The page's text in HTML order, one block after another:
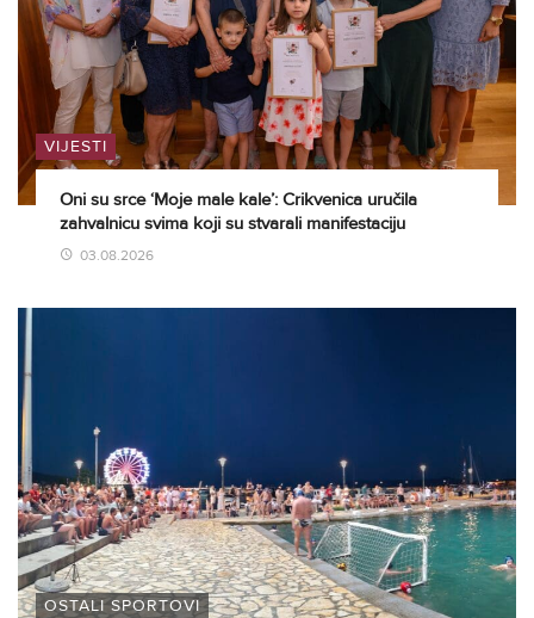
VIJESTI
Oni su srce ‘Moje male kale’: Crikvenica uručila
zahvalnicu svima koji su stvarali manifestaciju
03.08.2026
OSTALI SPORTOVI